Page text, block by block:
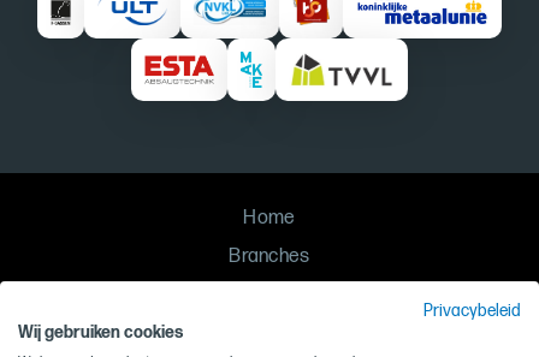
Home
Branches
Privacybeleid
Wij gebruiken cookies